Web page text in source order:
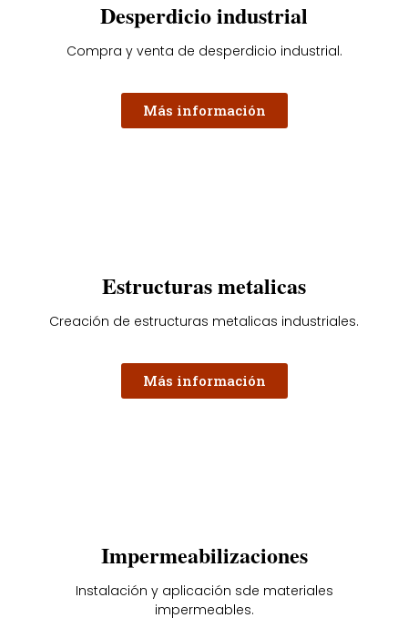
Desperdicio industrial
Compra y venta de desperdicio industrial.
Más información
Estructuras metalicas
Creación de estructuras metalicas industriales.
Más información
Impermeabilizaciones
Instalación y aplicación sde materiales
impermeables.